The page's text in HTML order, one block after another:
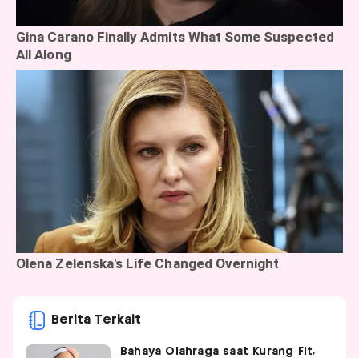
Berita Terkait
Bahaya Olahraga saat Kurang Fit,